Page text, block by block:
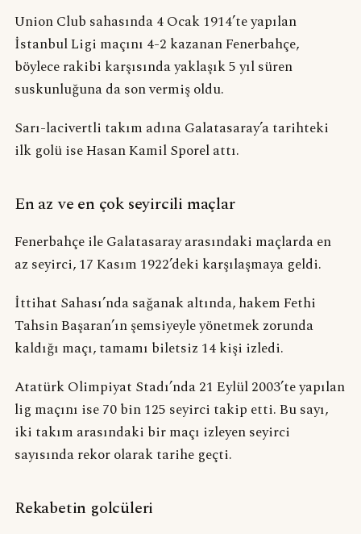
Union Club sahasında 4 Ocak 1914’te yapılan
İstanbul Ligi maçını 4-2 kazanan Fenerbahçe,
böylece rakibi karşısında yaklaşık 5 yıl süren
suskunluğuna da son vermiş oldu.
Sarı-lacivertli takım adına Galatasaray’a tarihteki
ilk golü ise Hasan Kamil Sporel attı.
En az ve en çok seyircili maçlar
Fenerbahçe ile Galatasaray arasındaki maçlarda en
az seyirci, 17 Kasım 1922’deki karşılaşmaya geldi.
İttihat Sahası’nda sağanak altında, hakem Fethi
Tahsin Başaran’ın şemsiyeyle yönetmek zorunda
kaldığı maçı, tamamı biletsiz 14 kişi izledi.
Atatürk Olimpiyat Stadı’nda 21 Eylül 2003’te yapılan
lig maçını ise 70 bin 125 seyirci takip etti. Bu sayı,
iki takım arasındaki bir maçı izleyen seyirci
sayısında rekor olarak tarihe geçti.
Rekabetin golcüleri